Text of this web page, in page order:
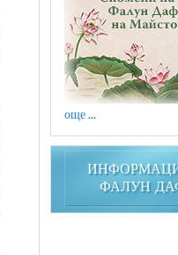
още ...
ФАЛУН